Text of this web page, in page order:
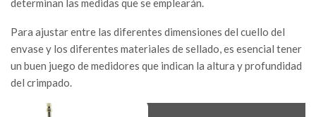
determinan las medidas que se emplearán.
Para ajustar entre las diferentes dimensiones del cuello del
envase y los diferentes materiales de sellado, es esencial tener
un buen juego de medidores que indican la altura y profundidad
del crimpado.